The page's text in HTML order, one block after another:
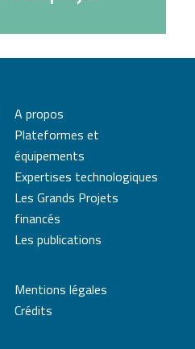
A propos
Plateformes et
équipements
Expertises technologiques
Les Grands Projets
financés
Les publications
Mentions légales
Crédits